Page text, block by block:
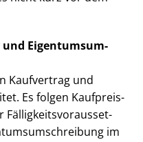
Ei­gen­tums­um­
Kaufvertrag und
Es folgen Kauf­preis­
Fäl­lig­keits­vor­aus­set­
im